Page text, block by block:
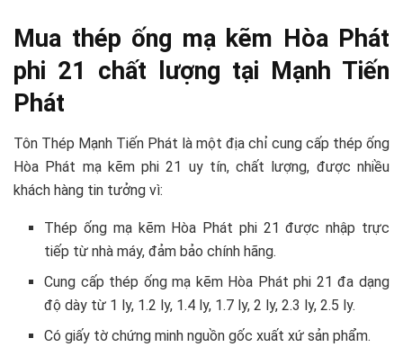
Mua thép ống mạ kẽm Hòa Phát
phi 21 chất lượng tại Mạnh Tiến
Phát
Tôn Thép Mạnh Tiến Phát là một địa chỉ cung cấp thép ống
Hòa Phát mạ kẽm phi 21 uy tín, chất lượng, được nhiều
khách hàng tin tưởng vì:
Thép ống mạ kẽm Hòa Phát phi 21 được nhập trực
tiếp từ nhà máy, đảm bảo chính hãng.
Cung cấp thép ống mạ kẽm Hòa Phát phi 21 đa dạng
độ dày từ 1 ly, 1.2 ly, 1.4 ly, 1.7 ly, 2 ly, 2.3 ly, 2.5 ly.
Có giấy tờ chứng minh nguồn gốc xuất xứ sản phẩm.